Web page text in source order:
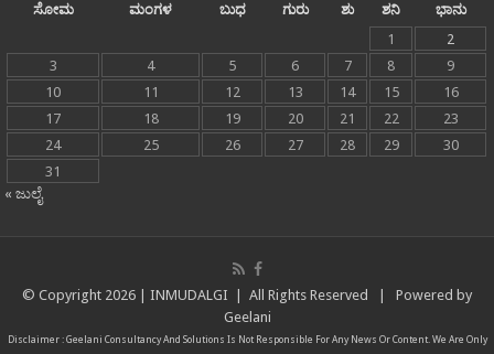
ಸೋಮ
ಮಂಗಳ ಬುಧ ಗುರು ಶು ಶನಿ
ಭಾನು
1
2
3
4 5 6 7 8
9
10
11 12 13 14 15
16
17
18 19 20 21 22
23
24
25 26 27 28 29
30
31
« ಜುಲೈ
© Copyright 2026 | INMUDALGI | All Rights Reserved | Powered by
Geelani
Disclaimer : Geelani Consultancy And Solutions Is Not Responsible For Any News Or Content. We Are Only